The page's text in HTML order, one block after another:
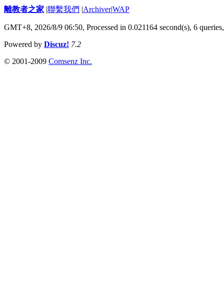
離教者之家 |聯繫我們 |Archiver|WAP
GMT+8, 2026/8/9 06:50, Processed in 0.021164 second(s), 6
Powered by Discuz! 7.2
© 2001-2009 Comsenz Inc.